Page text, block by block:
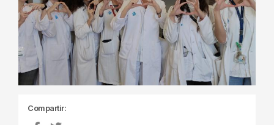
Compartir: